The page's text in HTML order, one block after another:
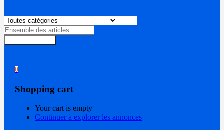
0
Shopping cart
Your cart is empty
Continuer à explorer les annonces